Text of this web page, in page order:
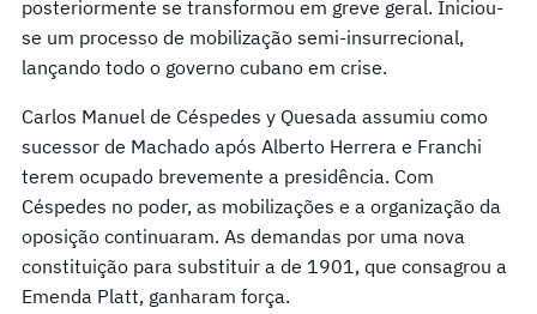
posteriormente se transformou em greve geral. Iniciou-
se um processo de mobilização semi-insurrecional,
lançando todo o governo cubano em crise.
Carlos Manuel de Céspedes y Quesada assumiu como
sucessor de Machado após Alberto Herrera e Franchi
terem ocupado brevemente a presidência. Com
Céspedes no poder, as mobilizações e a organização da
oposição continuaram. As demandas por uma nova
constituição para substituir a de 1901, que consagrou a
Emenda Platt, ganharam força.